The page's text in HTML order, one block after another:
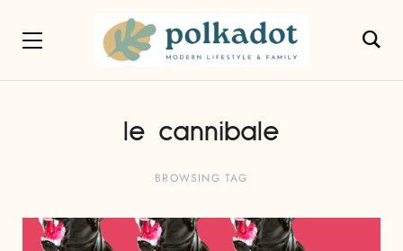
le cannibale
BROWSING TAG